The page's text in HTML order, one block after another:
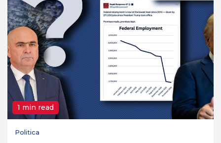
1 min read
Politica